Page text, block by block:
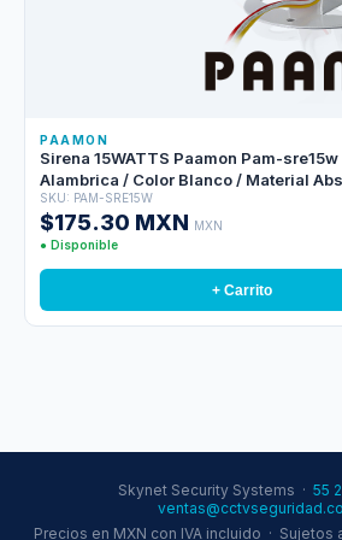
PAAMON
Sirena 15WATTS Paamon Pam-
Alambrica / Color Blanco / Material
Exterior/ Nivel De Sonido 100 A 110dB/
Todos Los Sitemas De Alarma
SKU: PAM-SRE15W
$175.30 MXN MXN
● Disponible
+ Carrito
Skynet Security Systems · 55
Precios en MXN con IVA incluido ·